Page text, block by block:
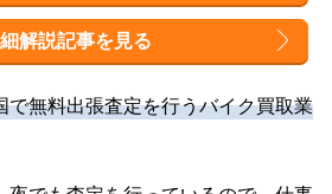
解説記事を見る
で無料出張査定を行うバイク買取業